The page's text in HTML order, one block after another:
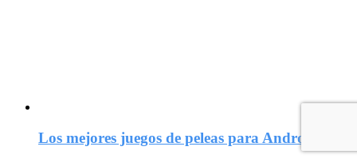
Los mejores juegos de peleas para Android